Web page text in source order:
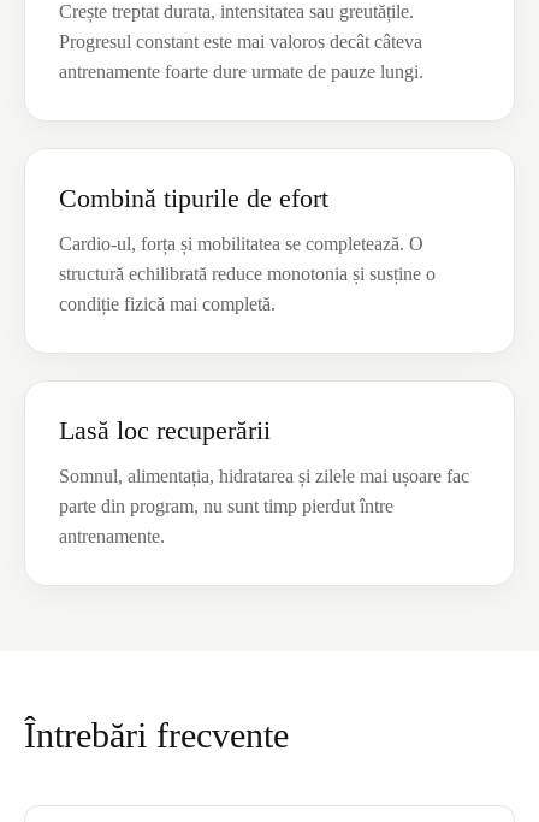
Crește treptat durata, intensitatea sau greutățile.
Progresul constant este mai valoros decât câteva
antrenamente foarte dure urmate de pauze lungi.
Combină tipurile de efort
Cardio-ul, forța și mobilitatea se completează. O
structură echilibrată reduce monotonia și susține o
condiție fizică mai completă.
Lasă loc recuperării
Somnul, alimentația, hidratarea și zilele mai ușoare fac
parte din program, nu sunt timp pierdut între
antrenamente.
Întrebări frecvente